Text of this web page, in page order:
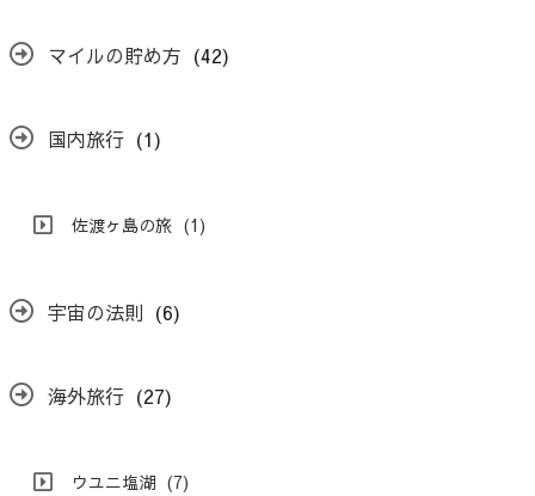
マイルの貯め方 (42)
国内旅行 (1)
佐渡ヶ島の旅 (1)
宇宙の法則 (6)
海外旅行 (27)
ウユニ塩湖 (7)